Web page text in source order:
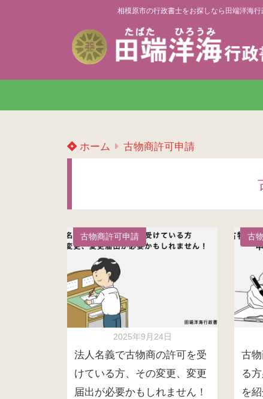
相模原市の行政書士をお探しなら田端洋海
ホーム 古物商許可申請
古物商許可申請
2025年9月24日
法人名義で古物商の許可を受
けている方、その変更、変更
届出が必要かもしれません！
古
古
る
を紹